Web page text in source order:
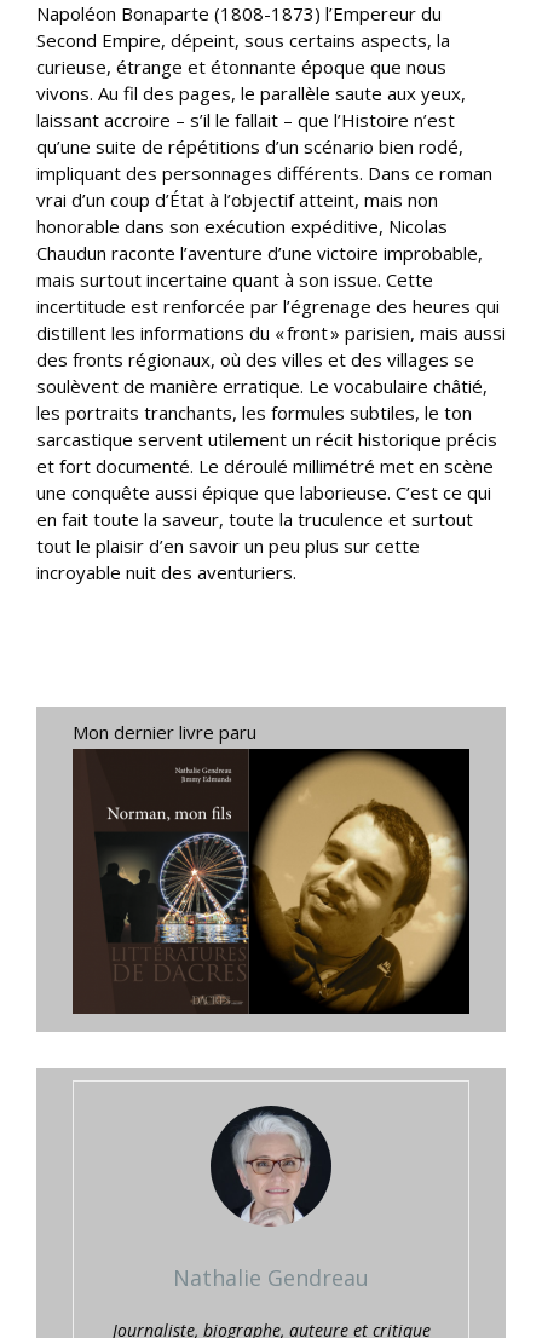
Napoléon Bonaparte (1808-1873) l’Empereur du
Second Empire, dépeint, sous certains aspects, la
curieuse, étrange et étonnante époque que nous
vivons. Au fil des pages, le parallèle saute aux yeux,
laissant accroire – s’il le fallait – que l’Histoire n’est
qu’une suite de répétitions d’un scénario bien rodé,
impliquant des personnages différents. Dans ce roman
vrai d’un coup d’État à l’objectif atteint, mais non
honorable dans son exécution expéditive, Nicolas
Chaudun raconte l’aventure d’une victoire improbable,
mais surtout incertaine quant à son issue. Cette
incertitude est renforcée par l’égrenage des heures qui
distillent les informations du « front » parisien, mais aussi
des fronts régionaux, où des villes et des villages se
soulèvent de manière erratique. Le vocabulaire châtié,
les portraits tranchants, les formules subtiles, le ton
sarcastique servent utilement un récit historique précis
et fort documenté. Le déroulé millimétré met en scène
une conquête aussi épique que laborieuse. C’est ce qui
en fait toute la saveur, toute la truculence et surtout
tout le plaisir d’en savoir un peu plus sur cette
incroyable nuit des aventuriers.
Mon dernier livre paru
Nathalie Gendreau
Journaliste, biographe, auteure et critique